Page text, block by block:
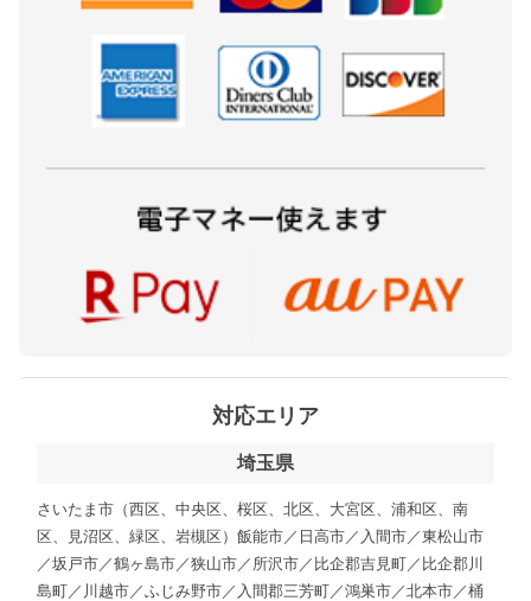
対応エリア
埼玉県
さいたま市（西区、中央区、桜区、北区、大宮区、浦和区、南
区、見沼区、緑区、岩槻区）飯能市／日高市／入間市／東松山市
／坂戸市／鶴ヶ島市／狭山市／所沢市／比企郡吉見町／比企郡川
島町／川越市／ふじみ野市／入間郡三芳町／鴻巣市／北本市／桶